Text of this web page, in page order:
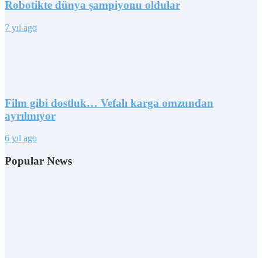
Robotikte dünya şampiyonu oldular
7 yıl ago
Film gibi dostluk… Vefalı karga omzundan
ayrılmıyor
6 yıl ago
Popular News